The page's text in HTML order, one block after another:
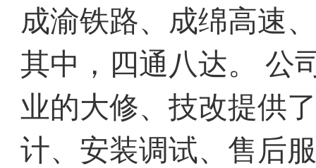
成渝铁路、成绵高速
其中，四通八达。 公
业的大修、技改提供
计、安装调试、售后